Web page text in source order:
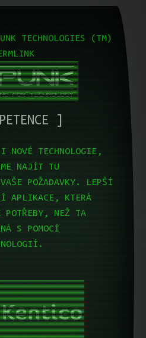
TECHNOLOGIES (TM)
NOVÉ TECHNOLOGIE,
NAJÍT TU
POŽADAVKY. LEPŠÍ
APLIKACE, KTERÁ
POTŘEBY, NEŽ TA
S POMOCÍ
KOMPETENCE